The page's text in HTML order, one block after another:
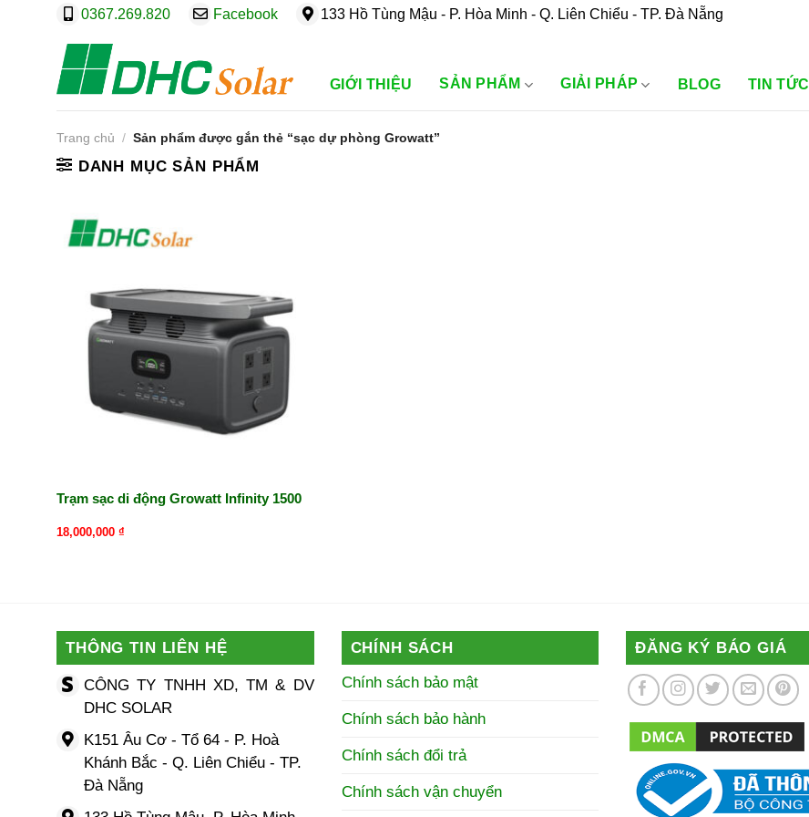
0367.269.820 Facebook 133 Hồ Tùng Mậu - P. Hòa Minh - Q. Liên Chiểu - TP. Đà Nẵng
GIỚI THIỆU SẢN PHẨM GIẢI PHÁP BLOG TIN TỨC
Trang chủ / Sản phẩm được gắn thẻ “sạc dự phòng Growatt”
DANH MỤC SẢN PHẨM
Trạm sạc di động Growatt Infinity 1500
18,000,000 ₫
THÔNG TIN LIÊN HỆ
CÔNG TY TNHH XD, TM & DV
DHC SOLAR
K151 Âu Cơ - Tổ 64 - P. Hoà
Khánh Bắc - Q. Liên Chiểu - TP.
Đà Nẵng
CHÍNH SÁCH
Chính sách bảo mật
Chính sách bảo hành
Chính sách đổi trả
Chính sách vận chuyển
ĐĂNG KÝ BÁO GIÁ